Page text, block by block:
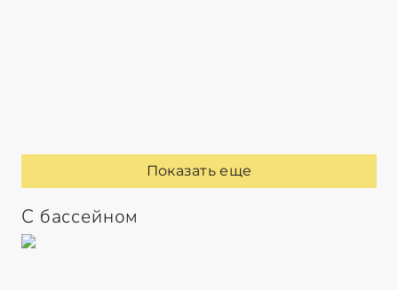
Показать еще
С бассейном